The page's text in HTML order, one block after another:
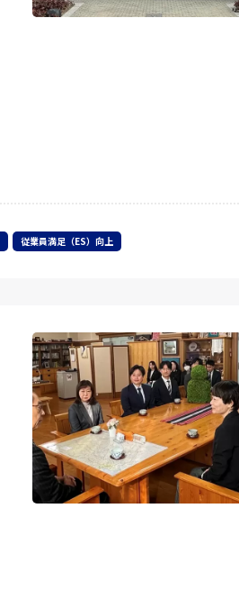
従業員満足（ES）向上